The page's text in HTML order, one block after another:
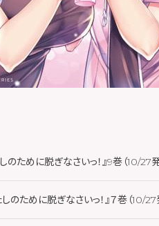
のために脱ぎなさいっ！』9巻（10/27
しのために脱ぎなさいっ！』７巻（10/27